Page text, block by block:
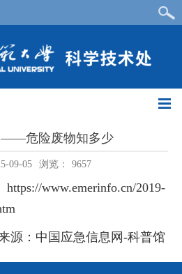
——危险废物知多少
09-05 浏览： 9657
https://www.emerinfo.cn/2019-
源：中国应急信息网-科普馆